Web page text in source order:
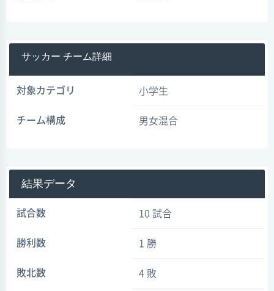
サッカー チーム詳細
対象カテゴリ 小学生
チーム構成 男女混合
結果データ
試合数 10 試合
勝利数 1 勝
敗北数 4 敗